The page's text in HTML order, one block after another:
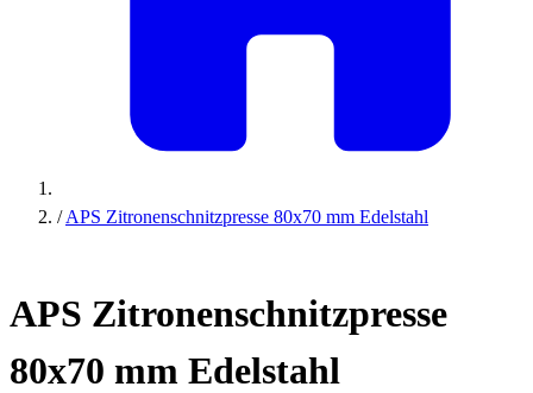
/ APS Zitronenschnitzpresse 80x70 mm Edelstahl
APS Zitronenschnitzpresse
80x70 mm Edelstahl